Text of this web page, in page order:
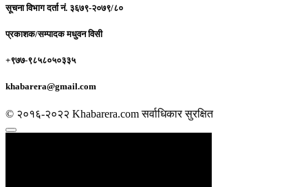
सूचना विभाग दर्ता नं. ३६७९-२०७९/८०
प्रकाशक/सम्पादकमधुवन विसी
+९७७-९८५८०५०३३५
khabarera@gmail.com
© २०१६-२०२२ Khabarera.com सर्वाधिकार सुरक्षित